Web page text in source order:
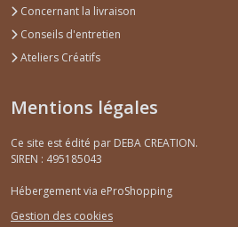
Concernant la livraison
Conseils d'entretien
Ateliers Créatifs
Mentions légales
Ce site est édité par DEBA CREATION.
SIREN : 495185043
Hébergement via eProShopping
Gestion des cookies